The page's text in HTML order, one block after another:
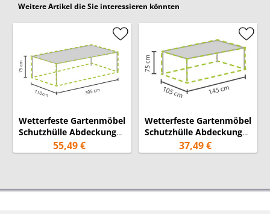
Weitere Artikel die Sie interessieren könnten
Wetterfeste Gartenmöbel
Schutzhülle Abdeckung
für Gartentisch max.
300cm
55,49 €
Wetterfeste Gartenmöbel
Schutzhülle Abdeckung
für Gartentisch max.
140cm
37,49 €